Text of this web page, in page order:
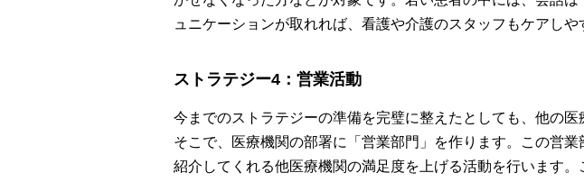
ュニケーションが取れれば、看護や介護のスタッフもケアしや
ストラテジー4：営業活動
今までのストラテジーの準備を完璧に整えたとしても、他の
そこで、医療機関の部署に「営業部門」を作ります。この営
紹介してくれる他医療機関の満足度を上げる活動を行います